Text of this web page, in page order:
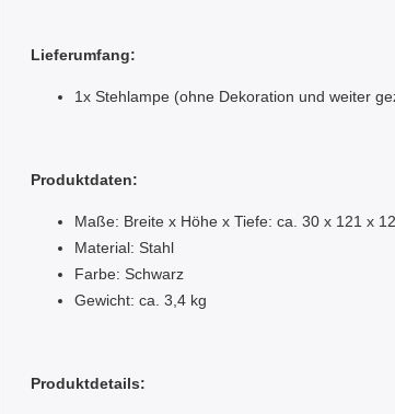
Lieferumfang:
1x Stehlampe (ohne Dekoration und weiter
Produktdaten:
Maße: Breite x Höhe x Tiefe: ca. 30 x 121 x
Material: Stahl
Farbe: Schwarz
Gewicht: ca. 3,4 kg
Produktdetails: